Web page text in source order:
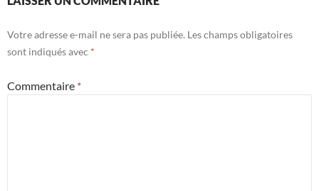
Votre adresse e-mail ne sera pas publiée. Les champs obligatoires
sont indiqués avec *
Commentaire *